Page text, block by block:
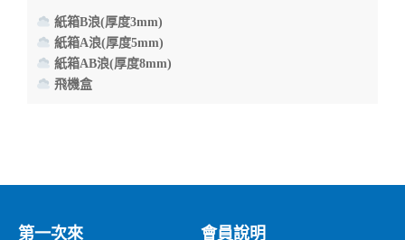
紙箱B浪(厚度3mm)
紙箱A浪(厚度5mm)
紙箱AB浪(厚度8mm)
飛機盒
第一次來 會員說明